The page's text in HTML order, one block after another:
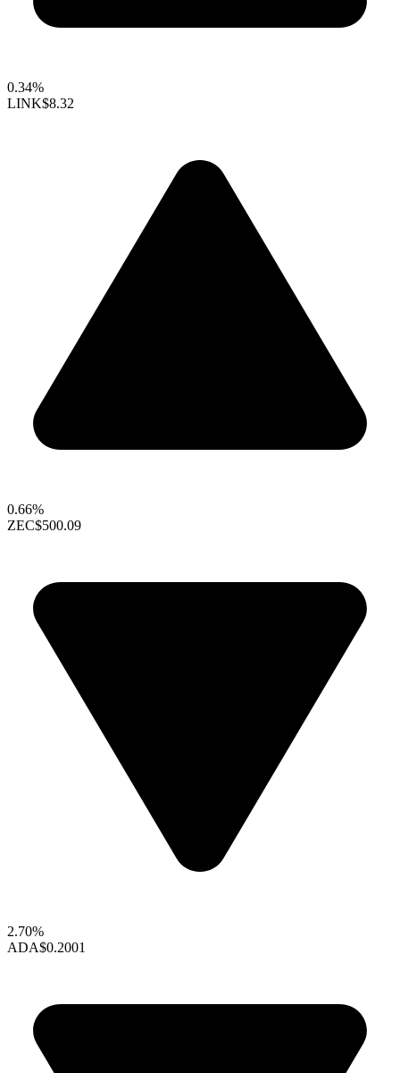
0.34%
LINK$8.32
0.66%
ZEC$500.09
2.70%
ADA$0.2001